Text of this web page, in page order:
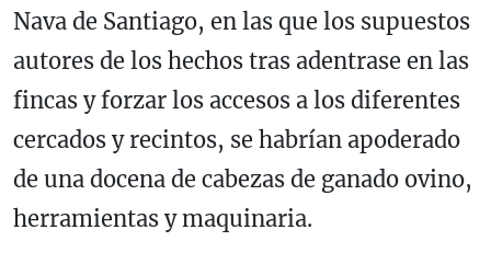
Nava de Santiago, en las que los supuestos
autores de los hechos tras adentrase en las
fincas y forzar los accesos a los diferentes
cercados y recintos, se habrían apoderado
de una docena de cabezas de ganado ovino,
herramientas y maquinaria.